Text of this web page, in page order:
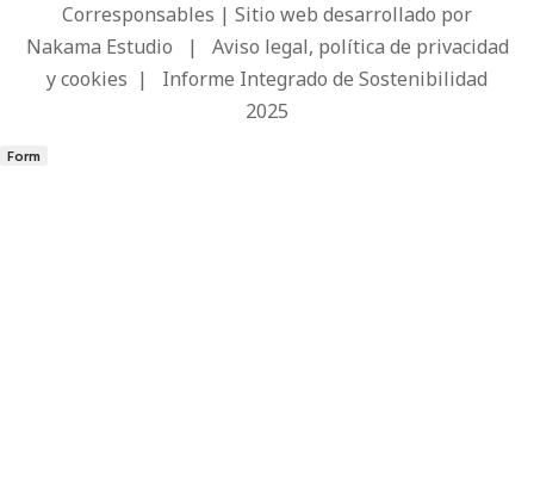
Corresponsables | Sitio web desarrollado por
Nakama Estudio | Aviso legal, política de privacidad
y cookies | Informe Integrado de Sostenibilidad
2025
Form